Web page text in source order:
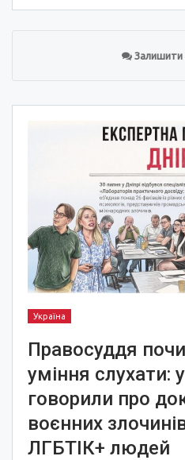
Залишити
Україна
Правосуддя
уміння слухати:
говорили про
воєнних
ЛГБТІК+ людей